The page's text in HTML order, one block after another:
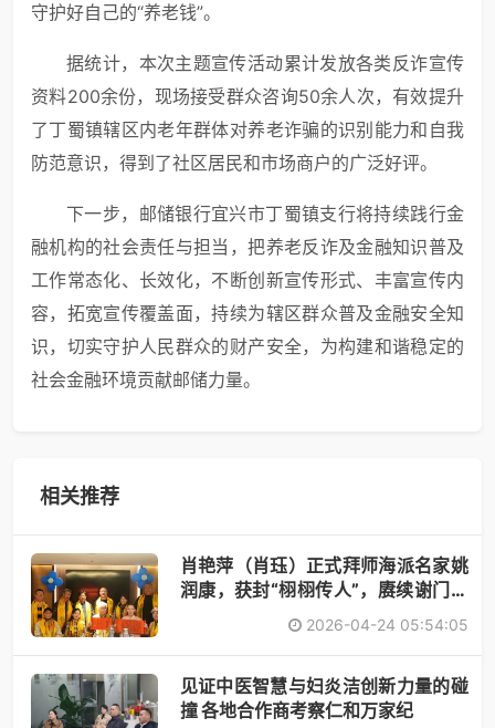
守护好自己的“养老钱”。
据统计，本次主题宣传活动累计发放各类反诈宣传
资料200余份，现场接受群众咨询50余人次，有效提升
了丁蜀镇辖区内老年群体对养老诈骗的识别能力和自我
防范意识，得到了社区居民和市场商户的广泛好评。
下一步，邮储银行宜兴市丁蜀镇支行将持续践行金
融机构的社会责任与担当，把养老反诈及金融知识普及
工作常态化、长效化，不断创新宣传形式、丰富宣传内
容，拓宽宣传覆盖面，持续为辖区群众普及金融安全知
识，切实守护人民群众的财产安全，为构建和谐稳定的
社会金融环境贡献邮储力量。
相关推荐
肖艳萍（肖珏）正式拜师海派名家姚
润康，获封“栩栩传人”，赓续谢门艺
2026-04-24 05:54:05
见证中医智慧与妇炎洁创新力量的碰
撞 各地合作商考察仁和万家纪